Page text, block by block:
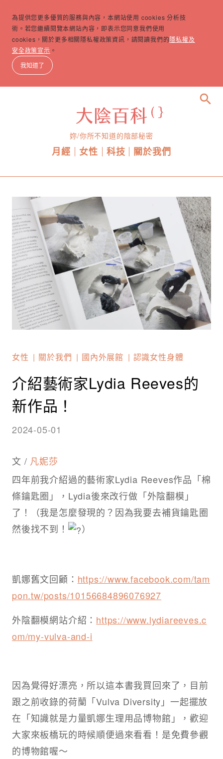
為提供您更多優質的服務與內容，本網站使用 cookies 分析技
術。若您繼續閱覽本網站內容，即表示您同意我們使用
cookies，關於更多相關隱私權政策資訊，請閱讀我們的隱私權及
安全政策宣示 。
我知道了
妳/你所不知道的陰部秘密
月經 女性 科技 關於我們
search
女性 關於我們 國內外展館 認識女性身體
介紹藝術家Lydia Reeves的
新作品！
2024-05-01
文 / 凡妮莎
四年前我介紹過的藝術家Lydia Reeves作品「棉
條鑰匙圈」，Lydia後來改行做「外陰翻模」
了！（我是怎麼發現的？因為我要去補貨鑰匙圈
然後找不到！
）
凱娜舊文回顧： https://www.facebook.com/tam
pon.tw/posts/10156684896076927
外陰翻模網站介紹： https://www.lydiareeves.c
om/my-vulva-and-i
因為覺得好漂亮，所以這本書我買回來了，目前
跟之前收錄的荷蘭「Vulva Diversity」一起擺放
在「知識就是力量凱娜生理用品博物館」，歡迎
大家來板橋玩的時候順便過來看看！是免費參觀
的博物館喔～